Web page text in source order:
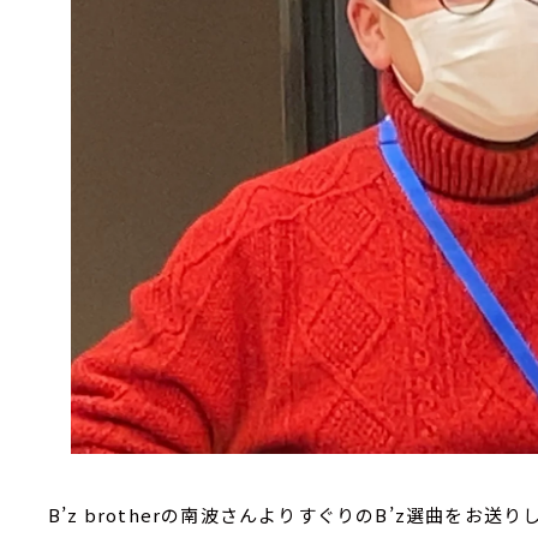
B’z brotherの南波さんよりすぐりのB’z選曲をお送り